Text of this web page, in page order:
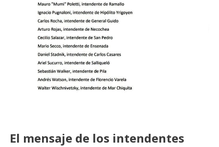
El mensaje de los intendentes